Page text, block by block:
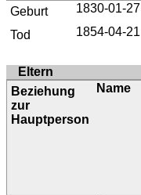
Geburt
1830-01-27
Tod
1854-04-21
Eltern
Beziehung
zur
Hauptperson
Name